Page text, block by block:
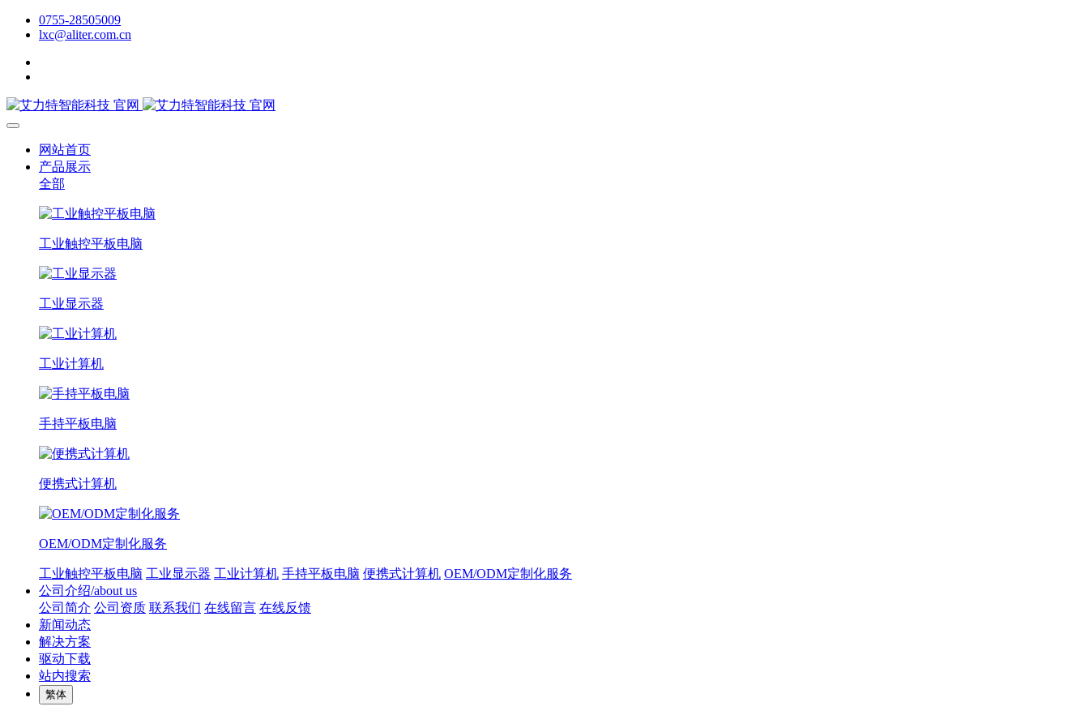
0755-28505009
lxc@aliter.com.cn
网站首页
产品展示
全部
工业触控平板电脑
工业显示器
工业计算机
手持平板电脑
便携式计算机
OEM/ODM定制化服务
工业触控平板电脑 工业显示器 工业计算机 手持平板电脑 便携式计算机 OEM/ODM定制化服务
公司介绍/about us
公司简介 公司资质 联系我们 在线留言 在线反馈
新闻动态
解决方案
驱动下载
站内搜索
繁体